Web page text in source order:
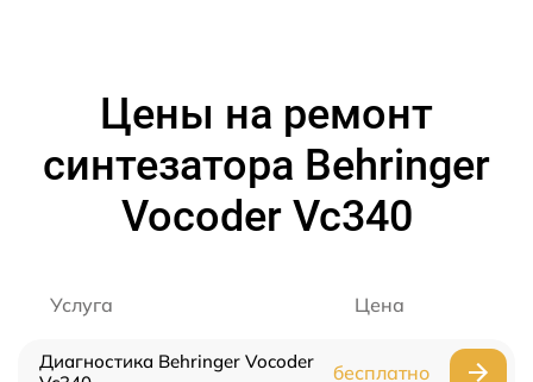
Цены на ремонт
синтезатора Behringer
Vocoder Vc340
Услуга Цена
Диагностика Behringer Vocoder
бесплатно